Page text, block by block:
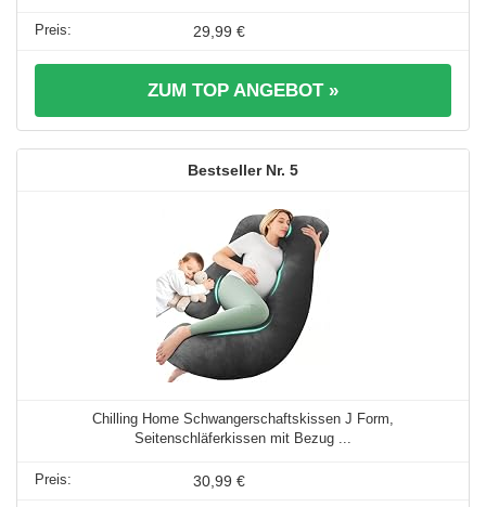
29,99 €
ZUM TOP ANGEBOT »
5
Chilling Home Schwangerschaftskissen J Form,
Seitenschläferkissen mit Bezug ...
30,99 €